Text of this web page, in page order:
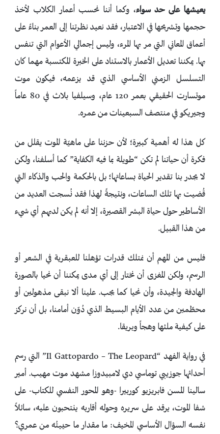
يعيشها على حد سواء، وكما أننا نحسب أعمار الكلاب لأخذ
حجمها وتشريحها في الاعتبار، فقد نعيد نظرتنا إلى العمر بناءً على
أعماق المعاني التي مر بها المرء، وليس إجمالي الأعوام التي تنفس
بها. يمكننا تعديل الأعمار بالاستناد على الخبرة المكتسبة مهما كان
التسلسل الزمني الأساسي الذي قد يزعمه، فيكون موت
موتسارت الحقيقي بعمر 120 عام، وسيلفيا بلاث في 80 عاماً
وجيريكو في منتصف السبعينات من عمره.
كل هذا له أهمية كبيرة؛ لأن حزننا على ماهيّة الموت يقلل من
فكرة أن حياتنا لم تكن “طويلة بما فيه الكفاية” كما أسلفنا، ولكن
لا يجدر بنا تقدير الحياة بساعاتها؛ بل بالحكمة والحب والذكاء التي
قُضيت بها تلك الساعات، ونتيجةً لهذا فقد نُسجت العديد من
الأساطير حول حياة البشر القصيرة، إلا أنه لم يكن لديهم أي شيء
من هذا القبيل.
فليس من المهم أن نمتلك قدرات تؤهلنا للعبقرية في الشعر أو
الرسم، ولكن المغزى أن نختار إلى أي مدى يمكننا أن نحيا بالصورة
الهادفة والجيدة، وأن نحيا كما يجب. علينا ألا نبقى مذهولين أو
محطّمين من عدد الأيام البسيط الذي دُوّن أمامنا، بل أن نركز
على كيفية ملئها وهجاً وبريقا.
في رواية الفهد “Il Gattopardo – The Leopard” التي رسم
أحداثها جوزيبي توماسي دي لامبيدوزا مشهد موت مهيب. أمير
سالينا المسن فابريزيو كوربيرا -وهو المحور النفسي للكتاب- على
شفا الموت، يرقد على سريره وحوله أقاربه ينتحبون عليه، سائلاً
نفسه السؤال الأساسي المخيف: ما مقدار ما حييتُه من عمري؟